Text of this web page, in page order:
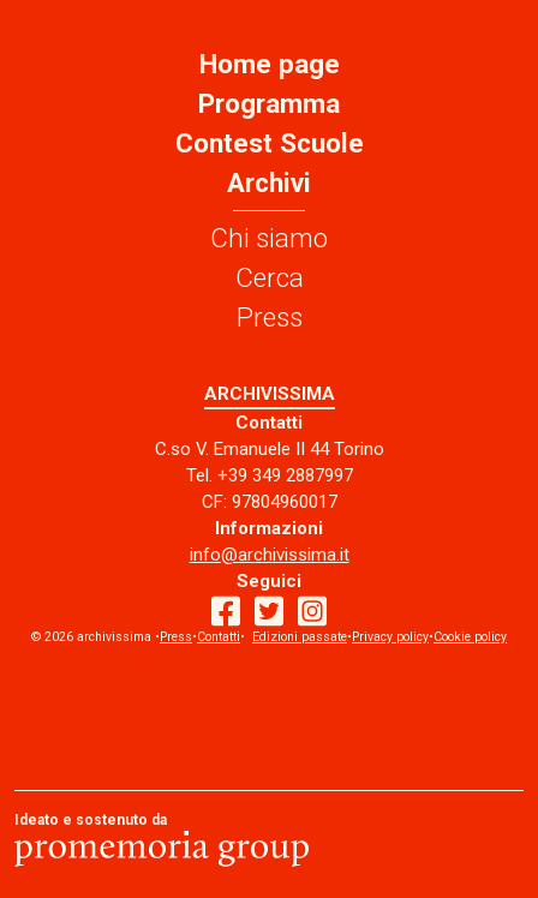
Home page
Programma
Contest Scuole
Archivi
Chi siamo
Cerca
Press
ARCHIVISSIMA
Contatti
C.so V. Emanuele II 44 Torino
Tel. +39 349 2887997
CF: 97804960017
Informazioni
info@archivissima.it
Seguici
facebook
twitterinstagram
© 2026 archivissima •Press•Contatti• Edizioni passate•Privacy policy•Cookie policy
Ideato e sostenuto da